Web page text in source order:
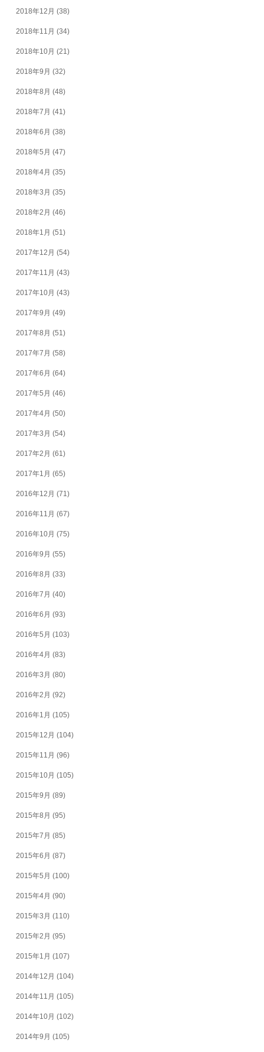
2018年12月 (38)
2018年11月 (34)
2018年10月 (21)
2018年9月 (32)
2018年8月 (48)
2018年7月 (41)
2018年6月 (38)
2018年5月 (47)
2018年4月 (35)
2018年3月 (35)
2018年2月 (46)
2018年1月 (51)
2017年12月 (54)
2017年11月 (43)
2017年10月 (43)
2017年9月 (49)
2017年8月 (51)
2017年7月 (58)
2017年6月 (64)
2017年5月 (46)
2017年4月 (50)
2017年3月 (54)
2017年2月 (61)
2017年1月 (65)
2016年12月 (71)
2016年11月 (67)
2016年10月 (75)
2016年9月 (55)
2016年8月 (33)
2016年7月 (40)
2016年6月 (93)
2016年5月 (103)
2016年4月 (83)
2016年3月 (80)
2016年2月 (92)
2016年1月 (105)
2015年12月 (104)
2015年11月 (96)
2015年10月 (105)
2015年9月 (89)
2015年8月 (95)
2015年7月 (85)
2015年6月 (87)
2015年5月 (100)
2015年4月 (90)
2015年3月 (110)
2015年2月 (95)
2015年1月 (107)
2014年12月 (104)
2014年11月 (105)
2014年10月 (102)
2014年9月 (105)